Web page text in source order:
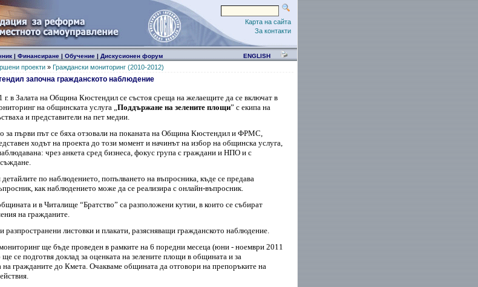
Карта на сайта
За контакти
| Финансиране| Обучение| Дискусионен форум ENGLISH
проекти» Граждански мониторинг (2010-2012)
започна гражданското наблюдение
в Залата на Община Кюстендил се състоя среща на желаещите да се включат в
на общинската услуга „Поддържане на зелените площи” с екипа на
и представители на пет медии.
за първи път се бяха отзовали на поканата на Община Кюстендил и ФРМС,
ходът на проекта до този момент и начинът на избор на общинска услуга,
чрез анкета сред бизнеса, фокус група с граждани и НПО и с
детайлите по наблюдението, попълването на въпросника, къде се предава
как наблюдението може да се реализира с онлайн-въпросник.
и в Читалище “Братство” са разположени кутии, в които се събират
на гражданите.
разпространени листовки и плакати, разясняващи гражданското наблюдение.
ще бъде проведен в рамките на 6 поредни месеца (юни - ноември 2011
се подготвя доклад за оценката на зелените площи в общината и за
на гражданите до Кмета. Очакваме общината да отговори на препоръките на